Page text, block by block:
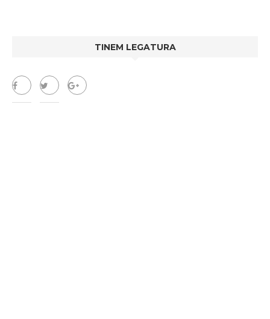
TINEM LEGATURA